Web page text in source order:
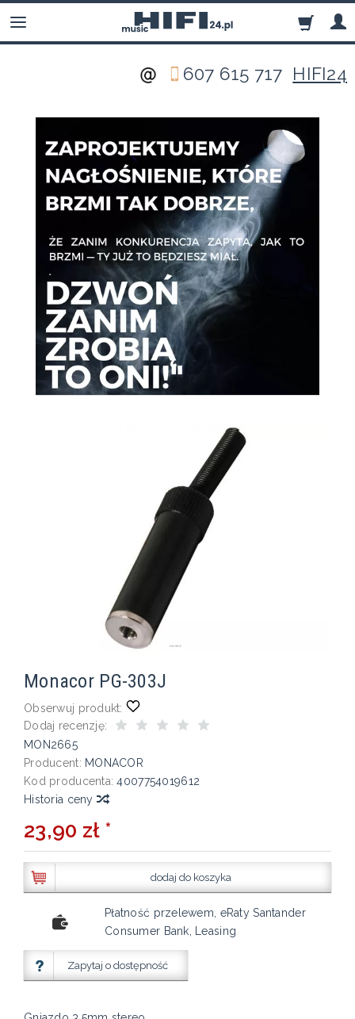
607 615 717 HIFI24
Monacor PG-303J
Obserwuj produkt:
Dodaj recenzję:
MON2665
Producent: MONACOR
Kod producenta: 4007754019612
Historia ceny
23,90 zł *
dodaj do koszyka
Płatność przelewem, eRaty Santander
Consumer Bank, Leasing
Zapytaj o dostępność